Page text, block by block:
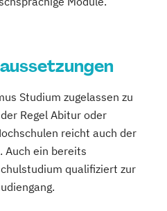
Studium zugelassen zu
Regel Abitur oder
reicht auch der
Auch ein bereits
qualifiziert zur